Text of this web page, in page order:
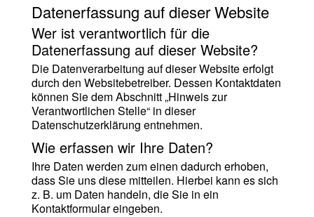
Datenerfassung auf dieser Website
Wer ist verantwortlich für die
Datenerfassung auf dieser Website?
Die Datenverarbeitung auf dieser Website erfolgt
durch den Websitebetreiber. Dessen Kontaktdaten
können Sie dem Abschnitt „Hinweis zur
Verantwortlichen Stelle“ in dieser
Datenschutzerklärung entnehmen.
Wie erfassen wir Ihre Daten?
Ihre Daten werden zum einen dadurch erhoben,
dass Sie uns diese mitteilen. Hierbei kann es sich
z. B. um Daten handeln, die Sie in ein
Kontaktformular eingeben.